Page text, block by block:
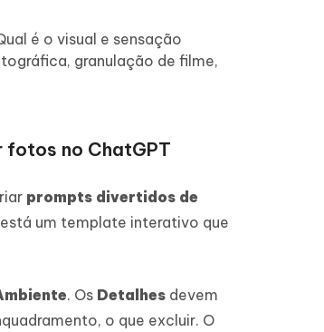
é o visual e sensação
granulação de filme,
no ChatGPT
prompts divertidos de
um template interativo que
. Os Detalhes devem
o que excluir. O